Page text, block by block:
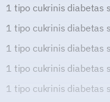
1 tipo cukrinis diabetas
1 tipo cukrinis diabetas
1 tipo cukrinis diabetas
1 tipo cukrinis diabetas
1 tipo cukrinis diabetas